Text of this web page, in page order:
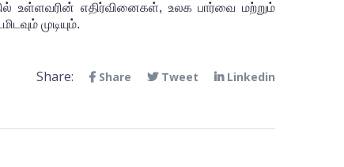
உள்ளவரின் எதிர்வினைகள், உலக பார்வை மற்றும்
முடியும்.
Share: Share Tweet Linkedin